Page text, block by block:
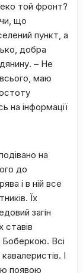
той фронт?
що
пункт, а
добра
– Не
маю
на інформації
на
до
і в ній все
Їх
загін
Боберкою. Всі
І
появою